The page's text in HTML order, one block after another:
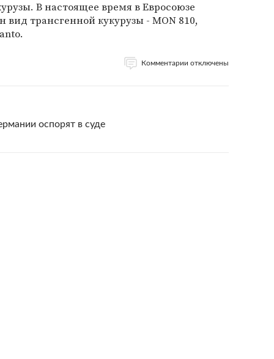
В настоящее время в Евросоюзе
трансгенной кукурузы - MON 810,
Комментарии отключены
оспорят в суде